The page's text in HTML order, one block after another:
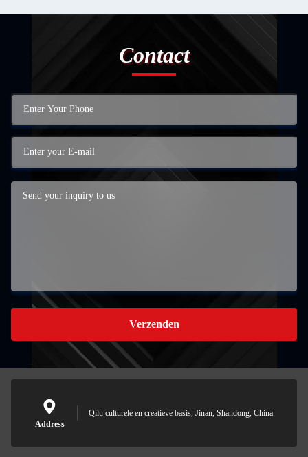
Contact
Verzenden
Address
Qilu culturele en creatieve basis, Jinan, Shandong, China